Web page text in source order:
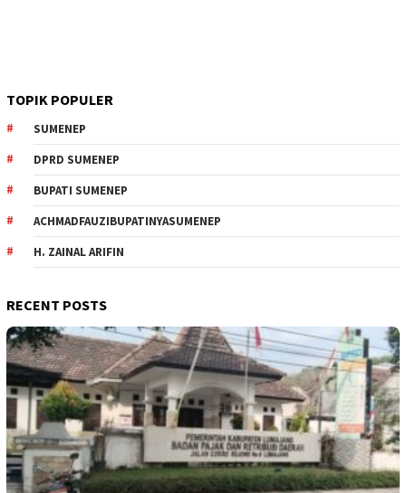
TOPIK POPULER
SUMENEP
DPRD SUMENEP
BUPATI SUMENEP
ACHMADFAUZIBUPATINYASUMENEP
H. ZAINAL ARIFIN
RECENT POSTS